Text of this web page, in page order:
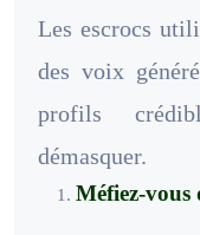
Les escrocs
des voix
profils
démasquer.
Méfiez-